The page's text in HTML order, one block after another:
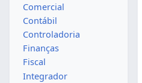
Comercial
Contábil
Controladoria
Finanças
Fiscal
Integrador